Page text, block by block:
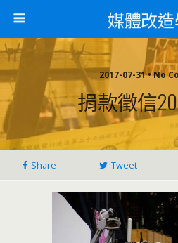
媒體改
2017-07-
捐款徵信
Share Tweet